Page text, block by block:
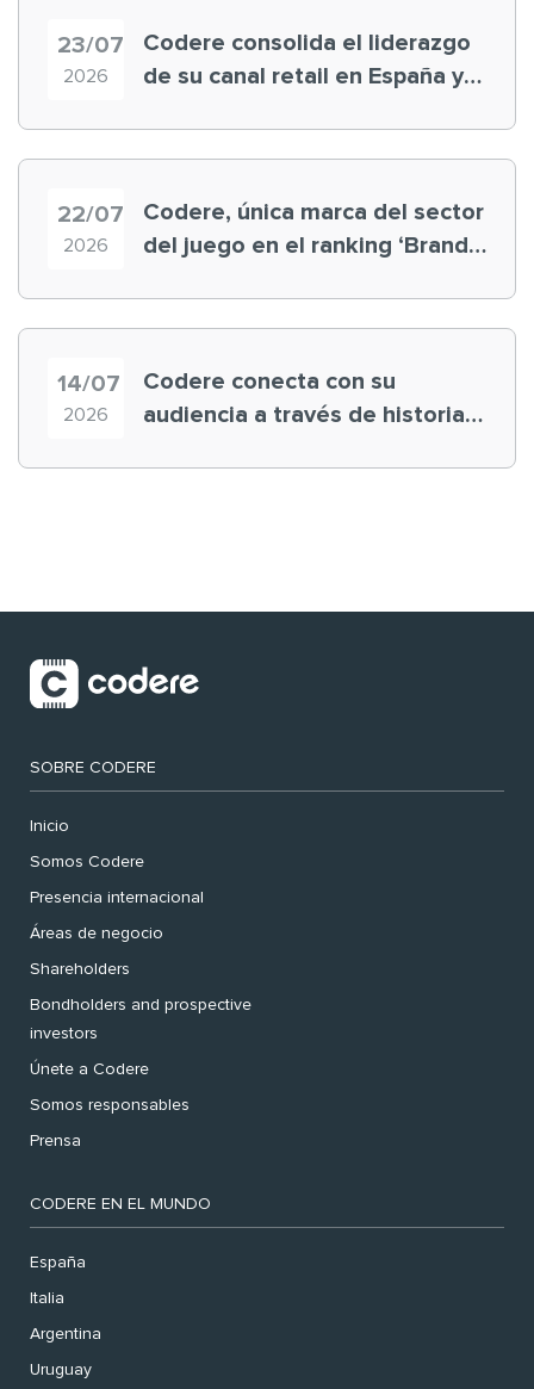
23/07
2026
Codere consolida el liderazgo
de su canal retail en España y
22/07
2026
Codere, única marca del sector
del juego en el ranking ‘Brand
14/07
2026
Codere conecta con su
audiencia a través de historias
SOBRE CODERE
Inicio
Somos Codere
Presencia internacional
Áreas de negocio
Shareholders
Bondholders and prospective
investors
Únete a Codere
Somos responsables
Prensa
CODERE EN EL MUNDO
España
Italia
Argentina
Uruguay